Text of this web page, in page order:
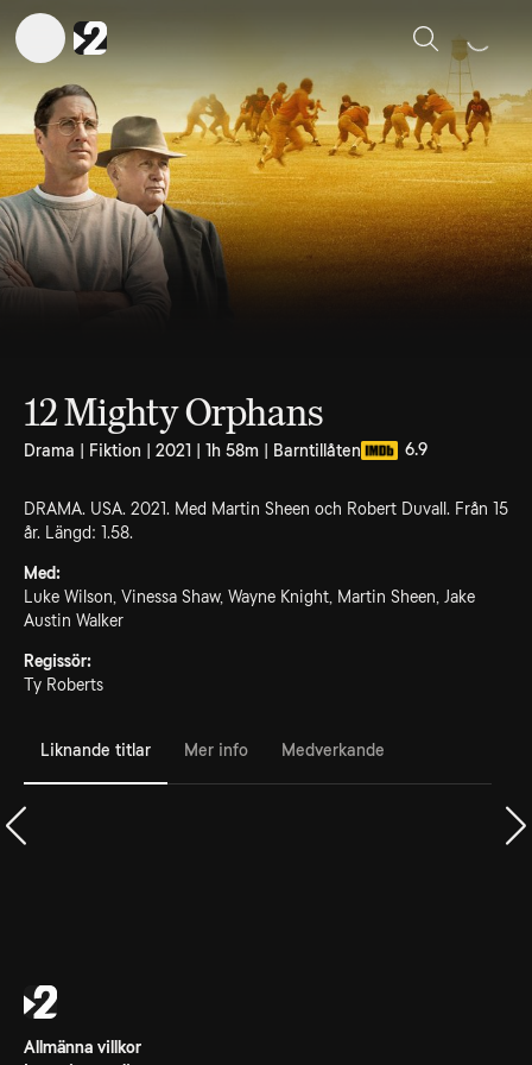
Sök
12 Mighty Orphans
Drama | Fiktion | 2021 | 1h 58m | Barntillåten 6.9
DRAMA. USA. 2021. Med Martin Sheen och Robert Duvall. Från 15
år. Längd: 1.58.
Med:
Luke Wilson, Vinessa Shaw, Wayne Knight, Martin Sheen, Jake
Austin Walker
Regissör:
Ty Roberts
Liknande titlar Mer info Medverkande
Allmänna villkor